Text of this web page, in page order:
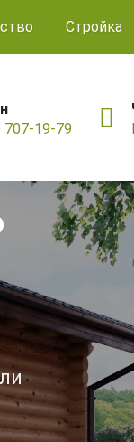
Стройка
707-19-79